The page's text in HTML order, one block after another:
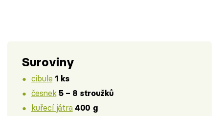
Suroviny
cibule 1 ks
česnek 5 – 8 stroužků
kuřecí játra 400 g